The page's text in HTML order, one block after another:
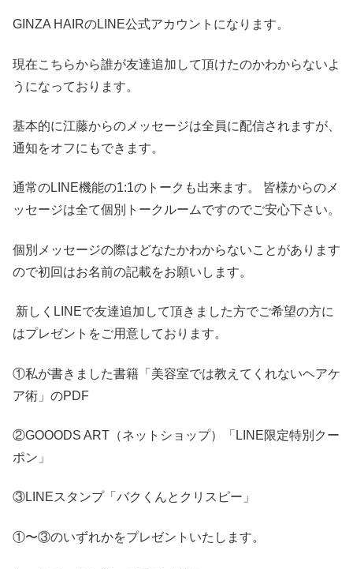
GINZA HAIRのLINE公式アカウントになります。
現在こちらから誰が友達追加して頂けたのかわからないよ
うになっております。
基本的に江藤からのメッセージは全員に配信されますが、
通知をオフにもできます。
通常のLINE機能の1:1のトークも出来ます。 皆様からのメ
ッセージは全て個別トークルームですのでご安心下さい。
個別メッセージの際はどなたかわからないことがあります
ので初回はお名前の記載をお願いします。
新しくLINEで友達追加して頂きました方でご希望の方に
はプレゼントをご用意しております。
①私が書きました書籍「美容室では教えてくれないヘアケ
ア術」のPDF
②GOOODS ART（ネットショップ）「LINE限定特別クー
ポン」
③LINEスタンプ「バクくんとクリスピー」
①〜③のいずれかをプレゼントいたします。